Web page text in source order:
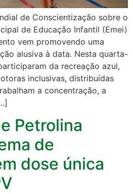
de Conscientização sobre o
de Educação Infantil (Emei)
vem promovendo uma
alusiva à data. Nesta quarta-
da recreação azul,
inclusivas, distribuídas
a concentração, a
Petrolina
de
dose única